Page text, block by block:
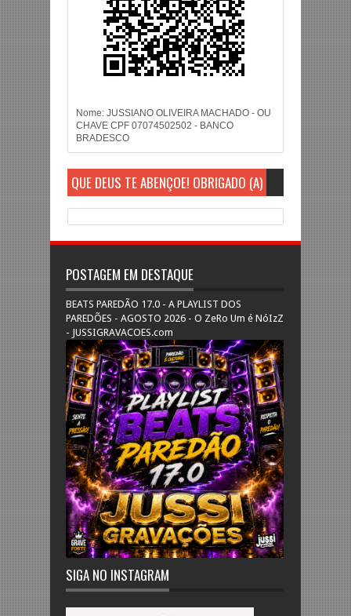
Nome: JUSSIANO OLIVEIRA MACHADO - OU
CHAVE CPF 07074502502 - BANCO
BRADESCO
QUE DEUS TE ABENÇOE! OBRIGADO (A)
POSTAGEM EM DESTAQUE
BEATS PAREDÃO 17.0 - A PLAYLIST DOS
PAREDÕES - AGOSTO 2026 - O ZeRo Um é NóIzZ
- JUSSIGRAVACOES.com
SIGA NO INSTAGRAM